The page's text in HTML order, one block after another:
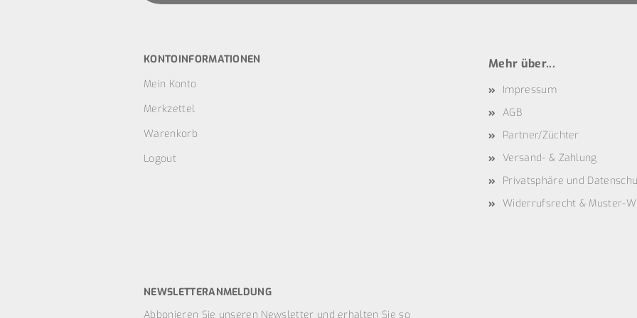
KONTOINFORMATIONEN
Mein Konto
Merkzettel
Warenkorb
Logout
Mehr über...
Impressum
AGB
Partner/Züchter
Versand- & Zahlung
Privatsphäre und
Widerrufsrecht & Muster-
NEWSLETTERANMELDUNG
Abbonieren Sie unseren Newsletter und erhalten Sie so